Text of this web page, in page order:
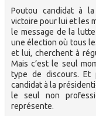
Poutou candidat à
victoire pour lui et les
le message de la
une élection où tous
et lui, cherchent à
Mais c’est le seul
type de discours. Et
candidat à la
le seul non
représente.